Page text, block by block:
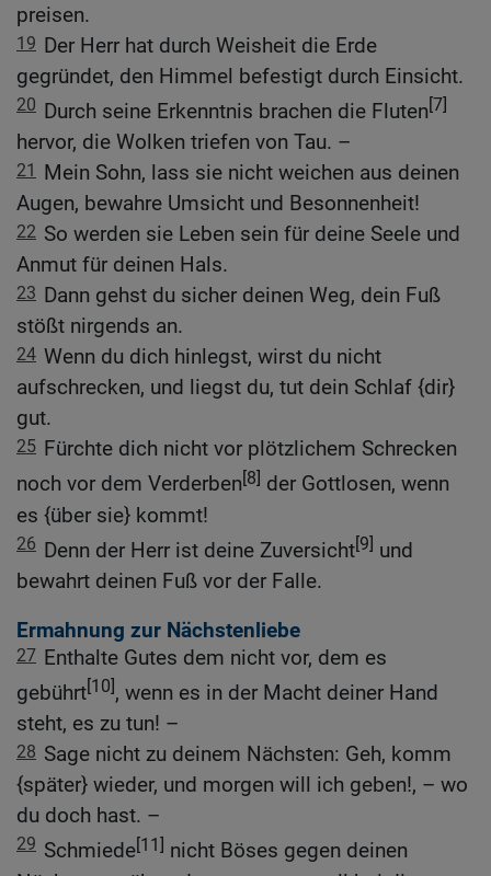
preisen.
19 Der Herr hat durch Weisheit die Erde
gegründet, den Himmel befestigt durch Einsicht.
20 Durch seine Erkenntnis brachen die Fluten[7]
hervor, die Wolken triefen von Tau. –
21 Mein Sohn, lass sie nicht weichen aus deinen
Augen, bewahre Umsicht und Besonnenheit!
22 So werden sie Leben sein für deine Seele und
Anmut für deinen Hals.
23 Dann gehst du sicher deinen Weg, dein Fuß
stößt nirgends an.
24 Wenn du dich hinlegst, wirst du nicht
aufschrecken, und liegst du, tut dein Schlaf {dir}
gut.
25 Fürchte dich nicht vor plötzlichem Schrecken
noch vor dem Verderben[8] der Gottlosen, wenn
es {über sie} kommt!
26 Denn der Herr ist deine Zuversicht[9] und
bewahrt deinen Fuß vor der Falle.
Ermahnung zur Nächstenliebe
27 Enthalte Gutes dem nicht vor, dem es
gebührt[10], wenn es in der Macht deiner Hand
steht, es zu tun! –
28 Sage nicht zu deinem Nächsten: Geh, komm
{später} wieder, und morgen will ich geben!, – wo
du doch hast. –
29 Schmiede[11] nicht Böses gegen deinen